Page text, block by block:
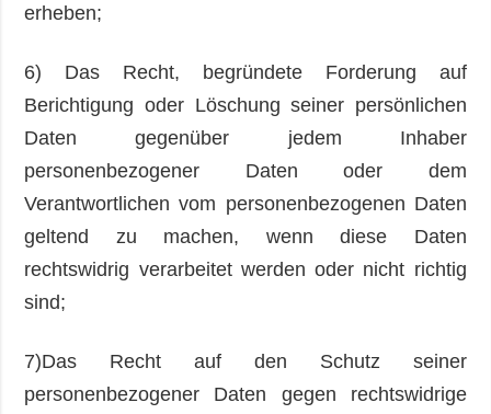
erheben;
6) Das Recht, begründete Forderung auf
Berichtigung oder Löschung seiner persönlichen
Daten gegenüber jedem Inhaber
personenbezogener Daten oder dem
Verantwortlichen vom personenbezogenen Daten
geltend zu machen, wenn diese Daten
rechtswidrig verarbeitet werden oder nicht richtig
sind;
7)Das Recht auf den Schutz seiner
personenbezogener Daten gegen rechtswidrige